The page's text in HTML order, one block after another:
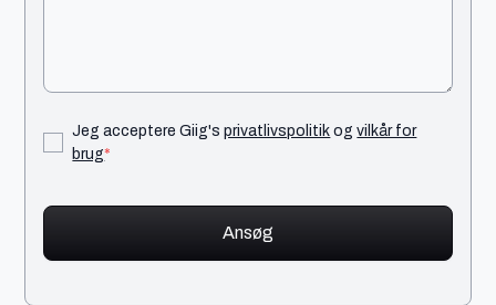
Jeg acceptere Giig'sprivatlivspolitikogvilkår for
brug*